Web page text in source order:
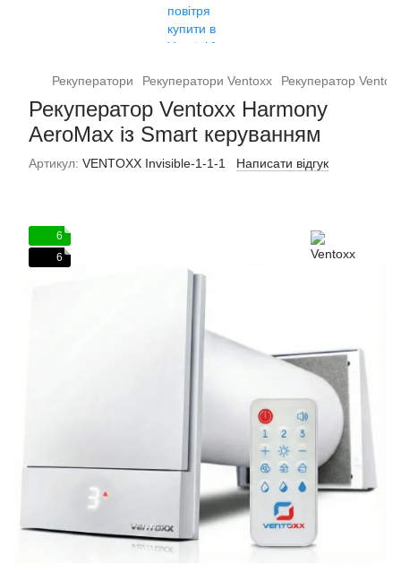
Рекуператори Рекуператори Ventoxx Рекуператор
Рекуператор Ventoxx Harmony
AeroMax із Smart керуванням
Артикул: VENTOXX Invisible-1-1-1 Написати відгук
6
6